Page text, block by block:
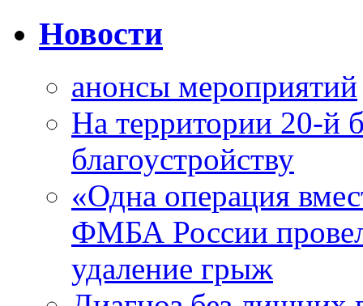
Новости
анонсы мероприятий
На территории 20-й
благоустройству
«Одна операция
ФМБА России
удаление грыж